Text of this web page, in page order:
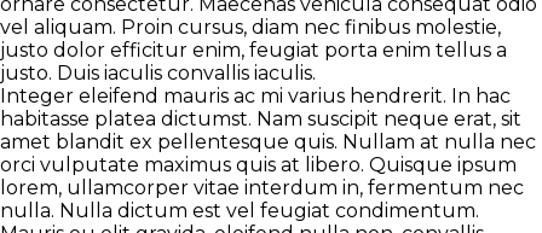
vel aliquam. Proin cursus, diam nec finibus molestie,
justo dolor efficitur enim, feugiat porta enim tellus a
justo. Duis iaculis convallis iaculis.
Integer eleifend mauris ac mi varius hendrerit. In hac
habitasse platea dictumst. Nam suscipit neque erat, sit
amet blandit ex pellentesque quis. Nullam at nulla nec
orci vulputate maximus quis at libero. Quisque ipsum
lorem, ullamcorper vitae interdum in, fermentum nec
nulla. Nulla dictum est vel feugiat condimentum.